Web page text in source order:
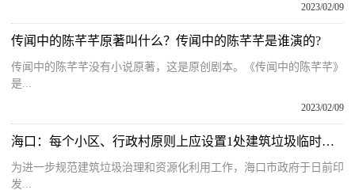
2023/02/09
传闻中的陈芊芊原著叫什么？传闻中的陈芊芊是谁演的?
传闻中的陈芊芊没有小说原著，这是原创剧本。《传闻中的陈芊芊》
是...
2023/02/09
海口：每个小区、行政村原则上应设置1处建筑垃圾临时堆放点
为进一步规范建筑垃圾治理和资源化利用工作，海口市政府于日前印
发...